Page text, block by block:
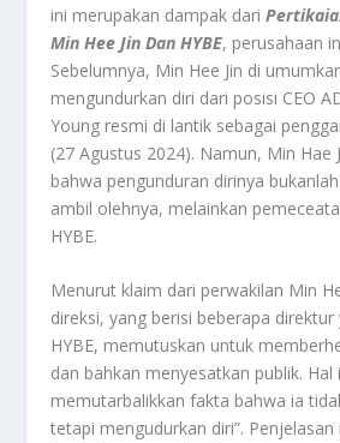
ini merupakan dampak dari
Min Hee Jin Dan HYBE, perusahaan
Sebelumnya, Min Hee Jin di
mengundurkan diri dari posisi CEO
Young resmi di lantik sebagai
(27 Agustus 2024). Namun, Min Hae
bahwa pengunduran dirinya
ambil olehnya, melainkan
HYBE.
Menurut klaim dari perwakilan Min
direksi, yang berisi beberapa
HYBE, memutuskan untuk
dan bahkan menyesatkan publik. Hal
memutarbalikkan fakta bahwa ia
tetapi mengudurkan diri”.